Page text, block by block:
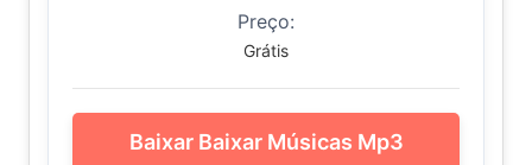
Preço:
Grátis
Baixar Baixar Músicas Mp3